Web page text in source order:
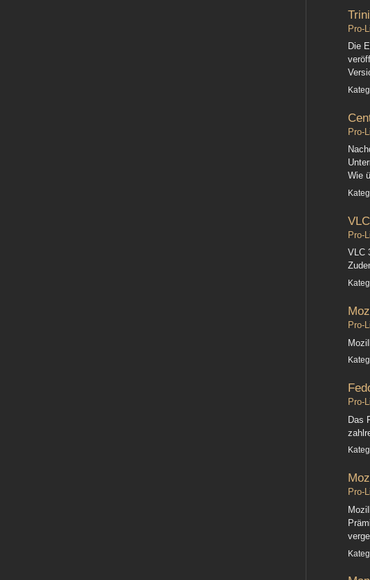
Pro-
Die
Pro-
Wie
Pro-
VLC
Pro-
Pro-
Das
Pro-